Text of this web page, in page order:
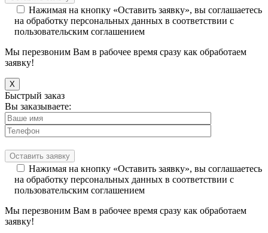
Нажимая на кнопку «Оставить заявку», вы соглашаетесь
на обработку персональных данных в соответствии с
пользовательским соглашением
Мы перезвоним Вам в рабочее время сразу как обработаем
заявку!
X
Быстрый заказ
Вы заказываете:
Нажимая на кнопку «Оставить заявку», вы соглашаетесь
на обработку персональных данных в соответствии с
пользовательским соглашением
Мы перезвоним Вам в рабочее время сразу как обработаем
заявку!